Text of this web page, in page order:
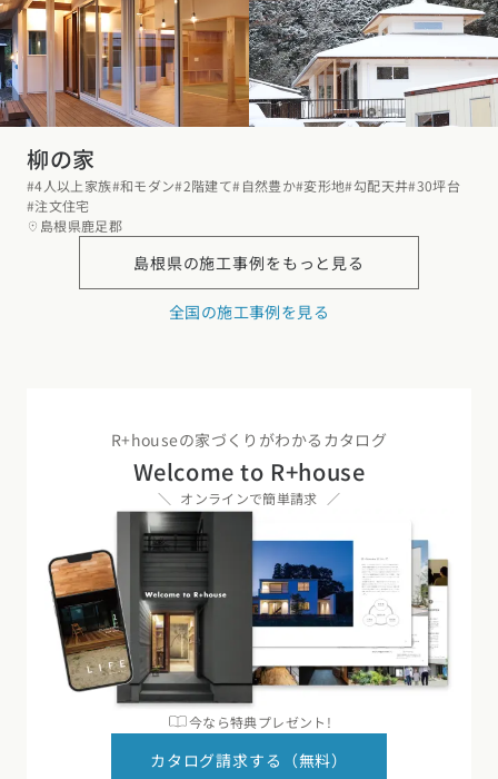
柳の家
#4人以上家族#和モダン#2階建て#自然豊か#変形地#勾配天井#30坪台
#注文住宅
島根県鹿足郡
島根県の施工事例をもっと見る
全国の施工事例を見る
R+houseの家づくりがわかるカタログ
Welcome to R+house
オンラインで簡単請求
今なら特典プレゼント!
カタログ請求する（無料）